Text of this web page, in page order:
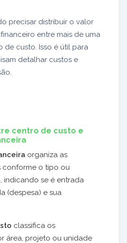
precisar distribuir o valor
entre mais de uma
de custo. Isso é útil para
detalhar custos e
centro de custo e
organiza as
conforme o tipo ou
indicando se é entrada
(despesa) e sua
classifica os
área, projeto ou unidade